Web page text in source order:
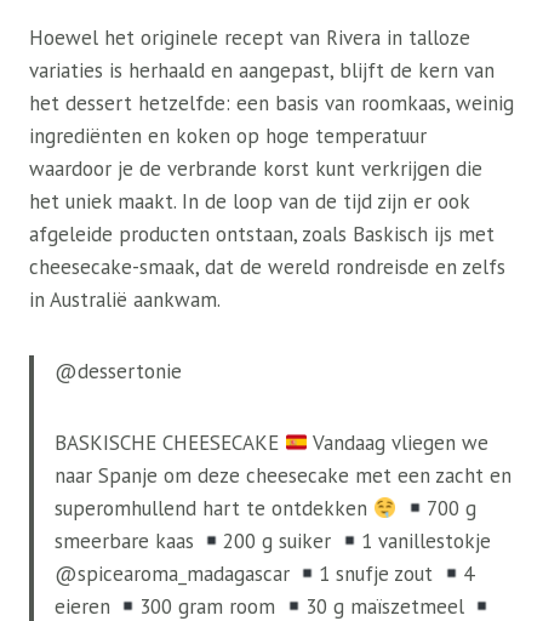
Hoewel het originele recept van Rivera in talloze
variaties is herhaald en aangepast, blijft de kern van
het dessert hetzelfde: een basis van roomkaas, weinig
ingrediënten en koken op hoge temperatuur
waardoor je de verbrande korst kunt verkrijgen die
het uniek maakt. In de loop van de tijd zijn er ook
afgeleide producten ontstaan, zoals Baskisch ijs met
cheesecake-smaak, dat de wereld rondreisde en zelfs
in Australië aankwam.
@dessertonie
BASKISCHE CHEESECAKE
Vandaag vliegen we
naar Spanje om deze cheesecake met een zacht en
superomhullend hart te ontdekken
700 g
smeerbare kaas
200 g suiker
1 vanillestokje
@spicearoma_madagascar
1 snufje zout
4
eieren
300 gram room
30 g maïszetmeel